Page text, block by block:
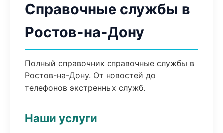
Справочные службы в
Ростов-на-Дону
Полный справочник справочные службы в
Ростов-на-Дону. От новостей до
телефонов экстренных служб.
Наши услуги